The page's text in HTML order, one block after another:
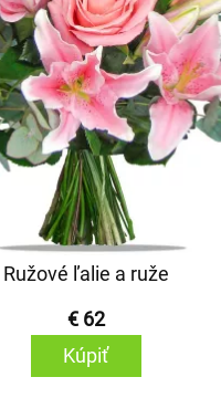
Ružové ľalie a ruže
€ 62
Kúpiť